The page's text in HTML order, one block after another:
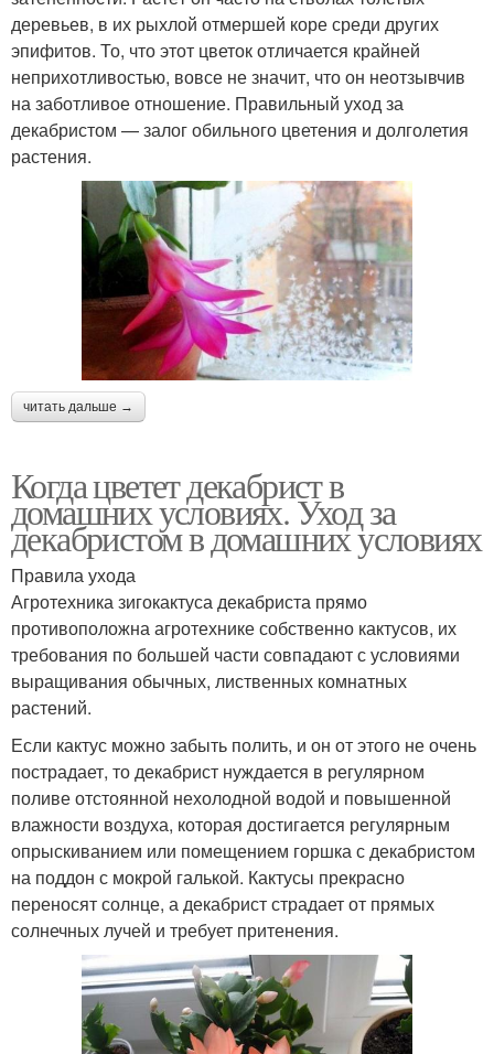
деревьев, в их рыхлой отмершей коре среди других
эпифитов. То, что этот цветок отличается крайней
неприхотливостью, вовсе не значит, что он неотзывчив
на заботливое отношение. Правильный уход за
декабристом — залог обильного цветения и долголетия
растения.
читать дальше →
Когда цветет декабрист в
домашних условиях. Уход за
декабристом в домашних условиях
Правила ухода
Агротехника зигокактуса декабриста прямо
противоположна агротехнике собственно кактусов, их
требования по большей части совпадают с условиями
выращивания обычных, лиственных комнатных
растений.
Если кактус можно забыть полить, и он от этого не очень
пострадает, то декабрист нуждается в регулярном
поливе отстоянной нехолодной водой и повышенной
влажности воздуха, которая достигается регулярным
опрыскиванием или помещением горшка с декабристом
на поддон с мокрой галькой. Кактусы прекрасно
переносят солнце, а декабрист страдает от прямых
солнечных лучей и требует притенения.